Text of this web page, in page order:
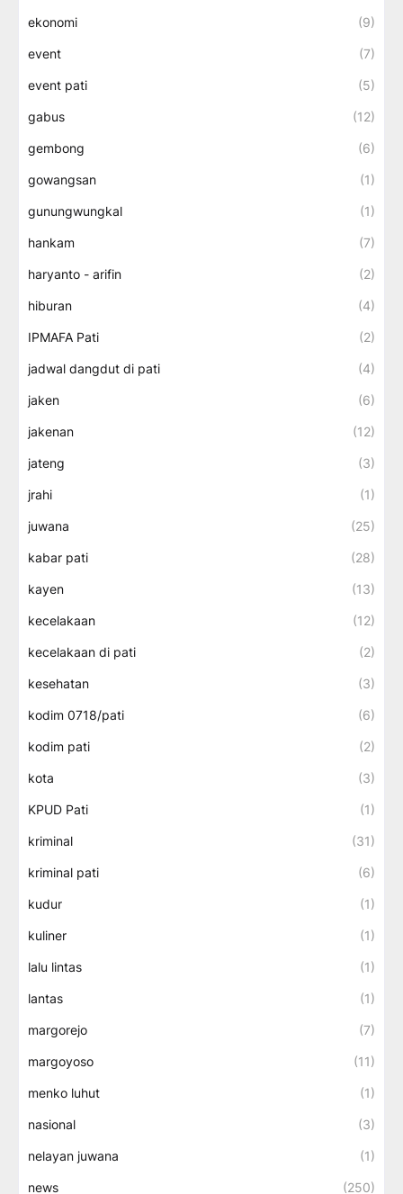
ekonomi (9)
event (7)
event pati (5)
gabus (12)
gembong (6)
gowangsan (1)
gunungwungkal (1)
hankam (7)
haryanto - arifin (2)
hiburan (4)
IPMAFA Pati (2)
jadwal dangdut di pati (4)
jaken (6)
jakenan (12)
jateng (3)
jrahi (1)
juwana (25)
kabar pati (28)
kayen (13)
kecelakaan (12)
kecelakaan di pati (2)
kesehatan (3)
kodim 0718/pati (6)
kodim pati (2)
kota (3)
KPUD Pati (1)
kriminal (31)
kriminal pati (6)
kudur (1)
kuliner (1)
lalu lintas (1)
lantas (1)
margorejo (7)
margoyoso (11)
menko luhut (1)
nasional (3)
nelayan juwana (1)
news (250)